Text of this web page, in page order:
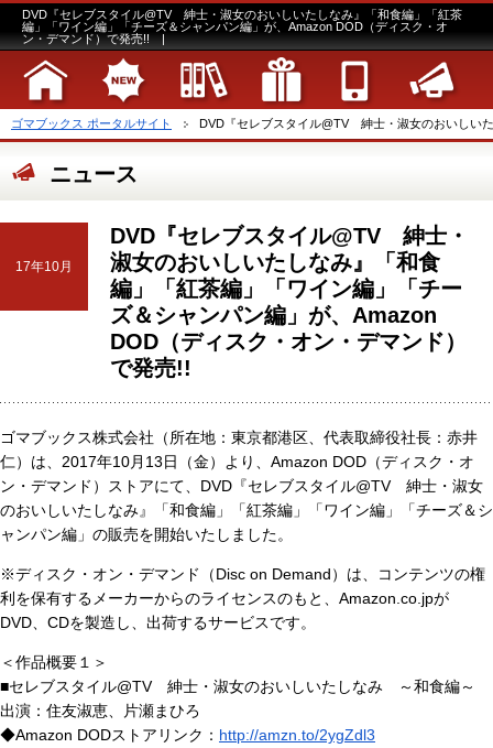
DVD『セレブスタイル@TV 紳士・淑女のおいしいたしなみ』「和食編」「紅茶
編」「ワイン編」「チーズ＆シャンパン編」が、Amazon DOD（ディスク・オ
ン・デマンド）で発売!! |
ゴマブックス ポータルサイト DVD『セレブスタイル@TV 紳士・淑女のおいしい
ニュース
17年10月
DVD『セレブスタイル@TV 紳士・
淑女のおいしいたしなみ』「和食
編」「紅茶編」「ワイン編」「チー
ズ＆シャンパン編」が、Amazon
DOD（ディスク・オン・デマンド）
で発売!!
ゴマブックス株式会社（所在地：東京都港区、代表取締役社長：赤井
仁）は、2017年10月13日（金）より、Amazon DOD（ディスク・オ
ン・デマンド）ストアにて、DVD『セレブスタイル@TV 紳士・淑女
のおいしいたしなみ』「和食編」「紅茶編」「ワイン編」「チーズ＆シ
ャンパン編」の販売を開始いたしました。
※ディスク・オン・デマンド（Disc on Demand）は、コンテンツの権
利を保有するメーカーからのライセンスのもと、Amazon.co.jpが
DVD、CDを製造し、出荷するサービスです。
＜作品概要１＞
■セレブスタイル@TV 紳士・淑女のおいしいたしなみ ～和食編～
出演：住友淑恵、片瀬まひろ
◆Amazon DODストアリンク： http://amzn.to/2ygZdl3